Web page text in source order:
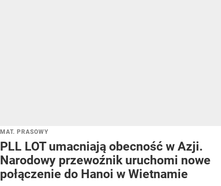
MAT. PRASOWY
PLL LOT umacniają obecność w Azji.
Narodowy przewoźnik uruchomi nowe
połączenie do Hanoi w Wietnamie